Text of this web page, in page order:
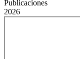
Publicaciones
2026